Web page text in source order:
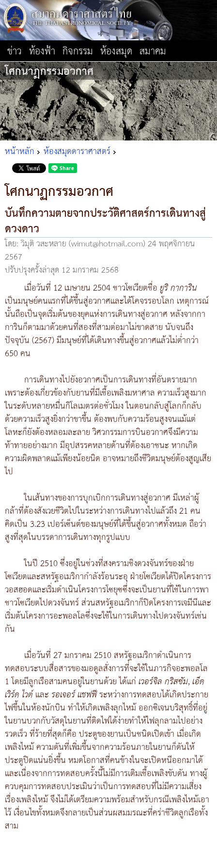
ข่าว ท้องฟ้า กิจกรรม ห้องสมุด สมาคม
โศกนาฏกรรมอวกาศ
หน้าหลัก ห้องสมุดดาราศาสตร์
โศกนาฏกรรมอวกาศ
บันทึกความตายจากประวัติศาสตร์การเดินทางสู่
ดวงดาว
โดย: วิมุติ วสะหลาย (wimut@hotmail.com)24 พฤศจิกายน
2567
ปรับปรุงครั้งล่าสุด 12 มกราคม 2568
เมื่อวันที่ 12 เมษายน 2504 ชาวโซเวียตชื่อยูริ กาการิน
เป็นมนุษย์คนแรกที่ได้ขึ้นสู่อวกาศและได้โคจรรอบโลก เหตุการณ์
นั้นถือเป็นจุดเริ่มต้นของยุคแห่งการเดินทางสู่อวกาศ หลังจากกา
การินก็ตามมาด้วยคนที่สองที่สามต่อมาไม่ขาดสาย นับจนถึง
ปัจจุบัน (2567) มีมนุษย์ที่ได้เดินทางขึ้นสู่อวกาศแล้วไม่ต่ำกว่า
650 คน
การเดินทางไปยังอวกาศเป็นการเดินทางที่อันตรายมาก
เพราะต้องเกี่ยวข้องกับยานที่มีเชื้อเพลิงมหาศาล ความเร็วสูงมาก
ในระดับหลายหมื่นกิโลเมตรต่อชั่วโมง ในตอนกลับสู่โลกก็กลับ
ด้วยความเร็วสูงยิ่งกว่าขาขึ้น ต้องพบกับความร้อนสูงจนแม้แต่
โลหะก็ยังต้องหลอมละลาย วิศวกรรมการบินอวกาศจึงมีความ
ท้าทายอย่างมาก มีอุปสรรคหลายด้านที่ต้องเอาชนะ หากเกิด
ความผิดพลาดแม้เพียงน้อยนิด อาจหมายถึงชีวิตมนุษย์ต้องสูญเสีย
ไป
ในเส้นทางของการบุกเบิกการเดินทางสู่อวกาศ มีเหล่าผู้
กล้าที่ต้องสังเวยชีวิตไปในระหว่างการเดินทางไปแล้วถึง 21 คน
คิดเป็น 3.23 เปอร์เซ็นต์ของมนุษย์ที่ได้ขึ้นสู่อวกาศทั้งหมด ถือว่า
สูงที่สุดในบรรดาการเดินทางทุกรูปแบบ
ในปี 2510 ซึ่งอยู่ในช่วงที่สงครามชิงดวงจันทร์ของฝ่าย
โซเวียตและสหรัฐอเมริกากำลังร้อนระอุ ฝ่ายโซเวียตได้ปิดโครงการ
วอสฮอดและเริ่มดำเนินโครงการโซยุซซึ่งจะเป็นยานที่ใช้ในการพา
ชาวโซเวียตไปดวงจันทร์ ส่วนสหรัฐอเมริกาก็ปิดโครงการเจมีนีและ
เริ่มต้นโครงการอะพอลโลซึ่งจะใช้ในการเดินทางไปดวงจันทร์เช่น
กัน
เมื่อวันที่ 27 มกราคม 2510 สหรัฐอเมริกาดำเนินการ
ทดสอบระบบสื่อสารของมอดูลสั่งการที่จะใช้ในภารกิจอะพอลโล
1 โดยมีลูกเรือสามคนอยู่ในยานด้วย ได้แก่เวอร์จิล กริสซัม,เอ็ด
เวิร์ด ไวต์และ รอเจอร์ แชฟฟีระหว่างการทดสอบได้เกิดประกาย
ไฟขึ้นในห้องนักบิน ทำให้เกิดเพลิงลุกไหม้ ออกซิเจนบริสุทธิ์ที่อยู่
ในยานบวกกับวัสดุในยานที่ติดไฟได้ง่ายทำให้ไฟลุกลามไปอย่าง
รวดเร็ว ที่ร้ายที่สุดก็คือ ประตูของยานเป็นชนิดเปิดเข้า เมื่อเกิด
เพลิงไหม้ ความดันที่เพิ่มขึ้นจากความร้อนภายในยานก็ดันให้
ประตูปิดแน่นยิ่งขึ้น หมดโอกาสที่คนข้างในจะเปิดหนีออกมาได้
และเนื่องจากการทดสอบครั้งนี้ไม่มีการเติมเชื้อเพลิงขับดัน ทางผู้
ควบคุมการทดสอบประเมินว่าเป็นการทดสอบที่ไม่มีความเสี่ยง
เรื่องเพลิงไหม้ จึงไม่ได้เตรียมความพร้อมสำหรับกรณีเพลิงไหม้เอา
ไว้ เงื่อนไขทั้งหมดจึงกลายเป็นส่วนผสมมรณะที่คร่าชีวิตลูกเรือทั้ง
สาม